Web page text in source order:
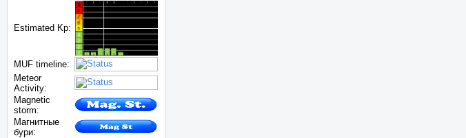
Estimated Kp:
MUF timeline:
Meteor
Activity:
Magnetic
storm:
Магнитные
бури: